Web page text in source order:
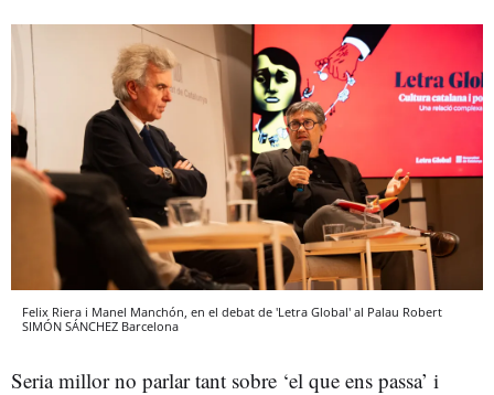
Felix Riera i Manel Manchón, en el debat de 'Letra Global' al Palau Robert
SIMÓN SÁNCHEZ Barcelona
Seria millor no parlar tant sobre ‘el que ens passa’ i